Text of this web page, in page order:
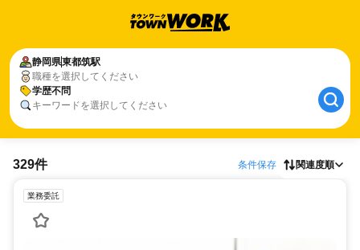
静岡県東都筑駅
職種を選択してください
学歴不問
キーワードを選択してください
329件 条件保存 関連度順
業務委託